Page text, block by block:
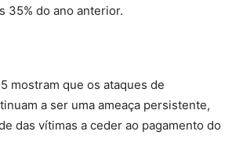
35% do ano anterior.
mostram que os ataques de
a ser uma ameaça persistente,
das vítimas a ceder ao pagamento do